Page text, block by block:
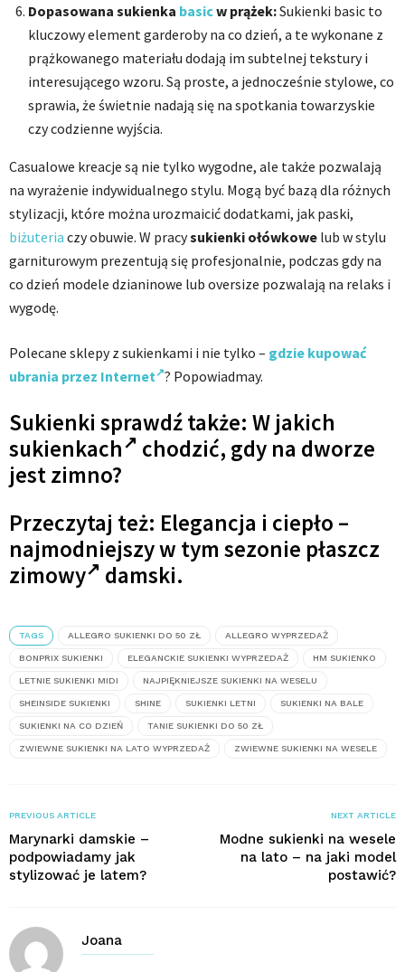
Dopasowana sukienka basicw prążek:Sukienki basic to
kluczowy element garderoby na co dzień, a te wykonane z
prążkowanego materiału dodają im subtelnej tekstury i
interesującego wzoru. Są proste, a jednocześnie stylowe, co
sprawia, że świetnie nadają się na spotkania towarzyskie
czy codzienne wyjścia.
Casualowe kreacje są nie tylko wygodne, ale także pozwalają
na wyrażenie indywidualnego stylu. Mogą być bazą dla różnych
stylizacji, które można urozmaicić dodatkami, jak paski,
biżuteria czy obuwie. W pracysukienki ołówkowe lub w stylu
garniturowym prezentują się profesjonalnie, podczas gdy na
co dzień modele dzianinowe lub oversize pozwalają na relaks i
wygodę.
Polecane sklepy z sukienkami i nie tylko – gdzie kupować
ubrania przez Internet ? Popowiadmay.
Sukienki sprawdź także: W jakich
sukienkach
chodzić, gdy na dworze
jest zimno?
Przeczytaj też: Elegancja i ciepło –
najmodniejszy w tym sezonie płaszcz
zimowy
damski.
TAGS ALLEGRO SUKIENKI DO 50 ZŁ ALLEGRO WYPRZEDAŻ
BONPRIX SUKIENKI ELEGANCKIE SUKIENKI WYPRZEDAŻ HM SUKIENKO
LETNIE SUKIENKI MIDI NAJPIĘKNIEJSZE SUKIENKI NA WESELU
SHEINSIDE SUKIENKI SHINE SUKIENKI LETNI SUKIENKI NA BALE
SUKIENKI NA CO DZIEŃ TANIE SUKIENKI DO 50 ZŁ
ZWIEWNE SUKIENKI NA LATO WYPRZEDAŻ ZWIEWNE SUKIENKI NA WESELE
PREVIOUS ARTICLE
Marynarki damskie –
podpowiadamy jak
stylizować je latem?
NEXT ARTICLE
Modne sukienki na wesele
na lato – na jaki model
postawić?
Joana